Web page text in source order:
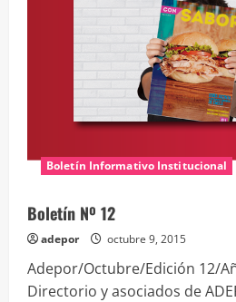
Verdolaga
Zucchinis
Boletín Informativo Institucional
Boletín Nº 12
adepor octubre 9, 2015
Adepor/Octubre/Edición 12/
Directorio y asociados de